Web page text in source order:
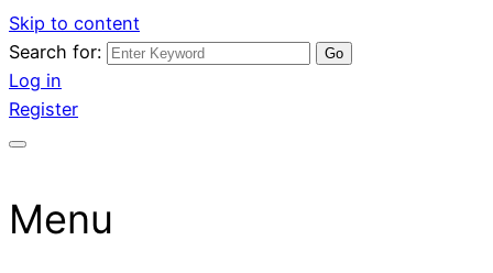
Skip to content
รับจ้างโพสต์ขายบ้าน ขายของ ติดหน้าแรก Google Ai Search
ราคาถูกที่สุด! เน้นความคุ้มค่า "ถูกและดีมีอยู่จริง" (เหมาะกับ
พ่อค้าแม่ค้า) บริการโพสต์เว็บบอร์ด SEO การันตีงานดี 100%
ขายบ้านไม่ออก ขายสินค้าไม่ได้ บอกเรา! รับจ้างลงโพสต์อสัง
หาฯ รับโพสเว็บบอร์ดSEO ดันติดหน้าแรก Google AI ชัวร์ 🎯
… ให้เราจัดการให้! ด้วยระบบ AI Search & SEO ที่แม่นยำที่สุด
Search for:
Log in
Register
Menu